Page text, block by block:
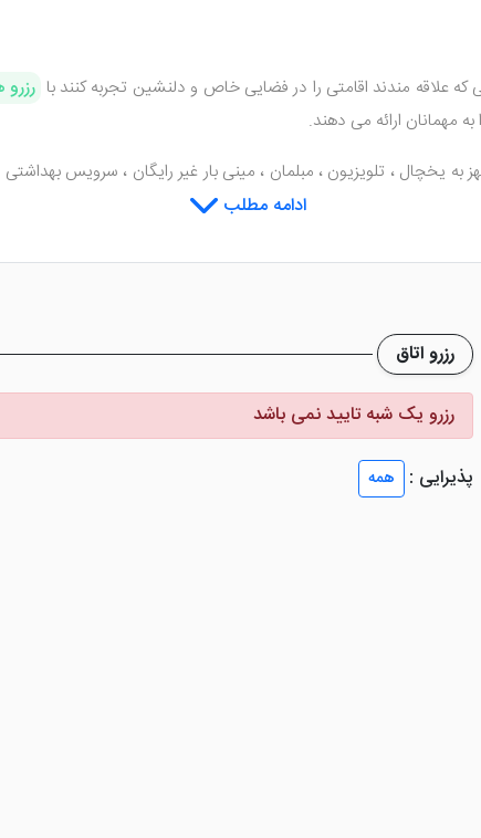
که علاقه مندند اقامتی را در فضایی خاص و دلنشین تجربه کنند با
مهمانان ارائه می دهند.
یخچال ، تلویزیون ، مبلمان ، مینی بار غیر رایگان ، سرویس
و شام به رستوران این هتل مراجعه کنند. منوی متنوع به همراه
را در شما عزیزان الغا خواهند کرد.
مهمانان را کسب می کند؟
و ..... نام برد.
داشته باشد که دنبال هتلی ارزان قیمت هستند به حساب
ادامه مطلب
رزرو اتاق
رزرو یک شبه تایید نمی باشد
پذیرایی : همه